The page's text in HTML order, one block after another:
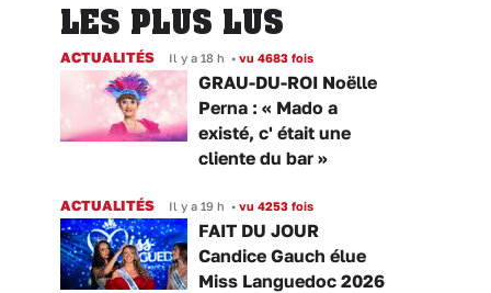
LES PLUS LUS
ACTUALITÉS Il y a 18 h • vu 4683 fois
GRAU-DU-ROI Noëlle
Perna : « Mado a
existé, c' était une
cliente du bar »
ACTUALITÉS Il y a 19 h • vu 4253 fois
FAIT DU JOUR
Candice Gauch élue
Miss Languedoc 2026